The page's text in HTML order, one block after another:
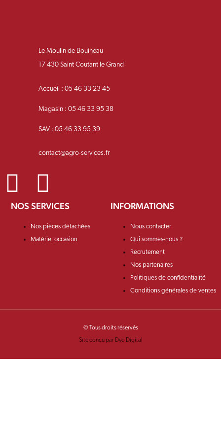
Le Moulin de Bouineau
17 430 Saint Coutant le Grand
Accueil : 05 46 33 23 45
Magasin : 05 46 33 95 38
SAV : 05 46 33 95 39
contact@agro-services.fr
NOS SERVICES
Nos pièces détachées
Matériel occasion
INFORMATIONS
Nous contacter
Qui sommes-nous ?
Recrutement
Nos partenaires
Politiques de confidentialité
Conditions générales de ventes
© Tous droits réservés
Site conçu par Dyo Digital